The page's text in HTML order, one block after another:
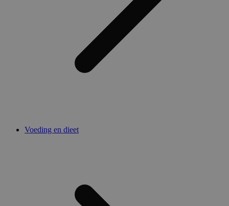
Voeding en dieet